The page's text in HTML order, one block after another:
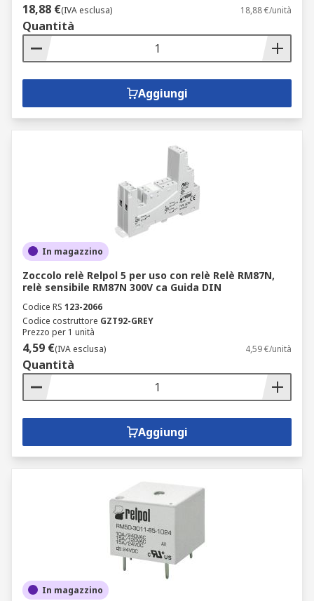
18,88 €(IVA esclusa) 18,88 €/unità
Quantità
Aggiungi
In magazzino
Zoccolo relè Relpol 5 per uso con relè Relè RM87N,
relè sensibile RM87N 300V ca Guida DIN
Codice RS 123-2066
Codice costruttore GZT92-GREY
Prezzo per 1 unità
4,59 €(IVA esclusa) 4,59 €/unità
Quantità
Aggiungi
In magazzino